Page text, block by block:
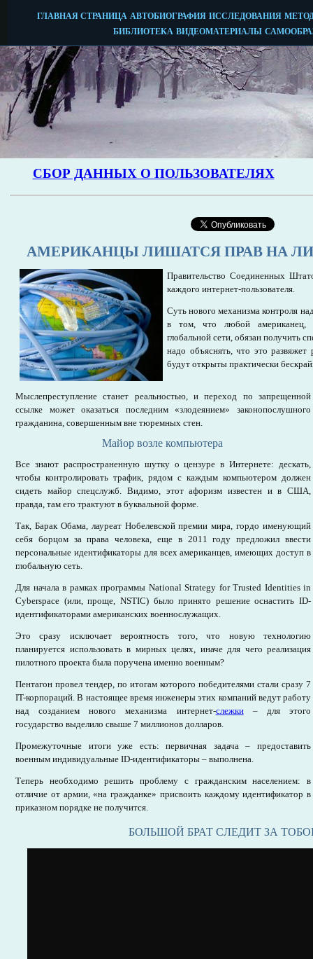
АМЕРИКАНЦЫ ЛИШАТСЯ ПРАВ НА
Правительство Соединенных
каждого интернет-пользователя.
Суть нового механизма контроля
в том, что любой американец,
глобальной сети, обязан получить
надо объяснять, что это
будут открыты практически
Мыслепреступление станет реальностью, и переход по запрещенной
ссылке может оказаться последним «злодеянием» законопослушного
гражданина, совершенным вне тюремных стен.
Майор возле компьютера
Все знают распространенную шутку о цензуре в Интернете: дескать,
чтобы контролировать трафик, рядом с каждым компьютером должен
сидеть майор спецслужб. Видимо, этот афоризм известен и в США,
правда, там его трактуют в буквальной форме.
Так, Барак Обама, лауреат Нобелевской премии мира, гордо именующий
себя борцом за права человека, еще в 2011 году предложил ввести
персональные идентификаторы для всех американцев, имеющих доступ в
глобальную сеть.
Для начала в рамках программы National Strategy for Trusted Identities in
Cyberspace (или, проще, NSTIC) было принято решение оснастить ID-
идентификаторами американских военнослужащих.
Это сразу исключает вероятность того, что новую технологию
планируется использовать в мирных целях, иначе для чего реализация
пилотного проекта была поручена именно военным?
Пентагон провел тендер, по итогам которого победителями стали сразу 7
IT-корпораций. В настоящее время инженеры этих компаний ведут работу
над созданием нового механизма интернет-слежки– для этого
государство выделило свыше 7 миллионов долларов.
Промежуточные итоги уже есть: первичная задача – предоставить
военным индивидуальные ID-идентификаторы – выполнена.
Теперь необходимо решить проблему с гражданским населением: в
отличие от армии, «на гражданке» присвоить каждому идентификатор в
приказном порядке не получится.
БОЛЬШОЙ БРАТ СЛЕДИТ ЗА